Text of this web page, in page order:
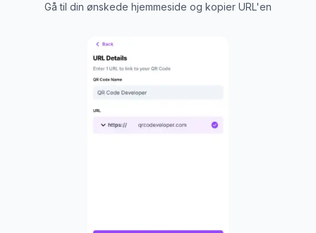
Gå til din ønskede hjemmeside og kopier URL'en